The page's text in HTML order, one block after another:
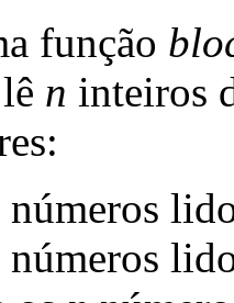
função
n inteiros
números
números